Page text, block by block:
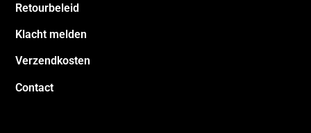
Retourbeleid
Klacht melden
Verzendkosten
Contact